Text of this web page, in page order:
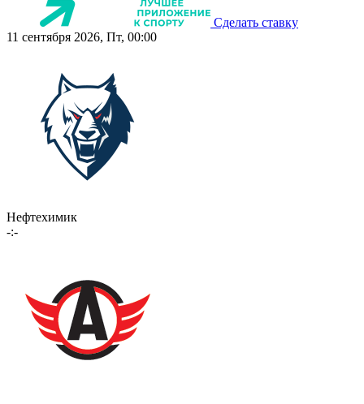
Сделать ставку
11 сентября 2026, Пт, 00:00
Нефтехимик
-:-